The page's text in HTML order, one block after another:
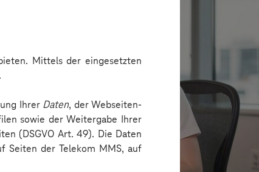
Mittels der eingesetzten
Ihrer Daten, der Webseiten-
sowie der Weitergabe Ihrer
(DSGVO Art. 49). Die Daten
Seiten der Telekom MMS, auf